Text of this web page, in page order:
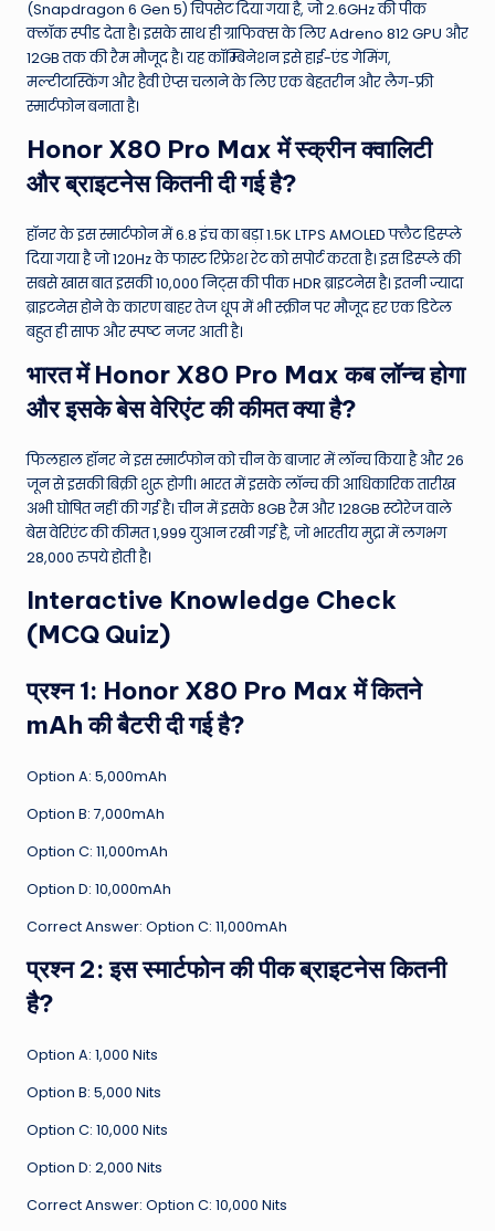
(Snapdragon 6 Gen 5) चिपसेट दिया गया है, जो 2.6GHz की पीक
क्लॉक स्पीड देता है। इसके साथ ही ग्राफिक्स के लिए Adreno 812 GPU और
12GB तक की रैम मौजूद है। यह कॉम्बिनेशन इसे हाई-एंड गेमिंग,
मल्टीटास्किंग और हैवी ऐप्स चलाने के लिए एक बेहतरीन और लैग-फ्री
स्मार्टफोन बनाता है।
Honor X80 Pro Max में स्क्रीन क्वालिटी
और ब्राइटनेस कितनी दी गई है?
हॉनर के इस स्मार्टफोन में 6.8 इंच का बड़ा 1.5K LTPS AMOLED फ्लैट डिस्प्ले
दिया गया है जो 120Hz के फास्ट रिफ्रेश रेट को सपोर्ट करता है। इस डिस्प्ले की
सबसे खास बात इसकी 10,000 निट्स की पीक HDR ब्राइटनेस है। इतनी ज्यादा
ब्राइटनेस होने के कारण बाहर तेज धूप में भी स्क्रीन पर मौजूद हर एक डिटेल
बहुत ही साफ और स्पष्ट नजर आती है।
भारत में Honor X80 Pro Max कब लॉन्च होगा
और इसके बेस वेरिएंट की कीमत क्या है?
फिलहाल हॉनर ने इस स्मार्टफोन को चीन के बाजार में लॉन्च किया है और 26
जून से इसकी बिक्री शुरू होगी। भारत में इसके लॉन्च की आधिकारिक तारीख
अभी घोषित नहीं की गई है। चीन में इसके 8GB रैम और 128GB स्टोरेज वाले
बेस वेरिएंट की कीमत 1,999 युआन रखी गई है, जो भारतीय मुद्रा में लगभग
28,000 रुपये होती है।
Interactive Knowledge Check
(MCQ Quiz)
प्रश्न 1: Honor X80 Pro Max में कितने
mAh की बैटरी दी गई है?
Option A: 5,000mAh
Option B: 7,000mAh
Option C: 11,000mAh
Option D: 10,000mAh
Correct Answer: Option C: 11,000mAh
प्रश्न 2: इस स्मार्टफोन की पीक ब्राइटनेस कितनी
है?
Option A: 1,000 Nits
Option B: 5,000 Nits
Option C: 10,000 Nits
Option D: 2,000 Nits
Correct Answer: Option C: 10,000 Nits